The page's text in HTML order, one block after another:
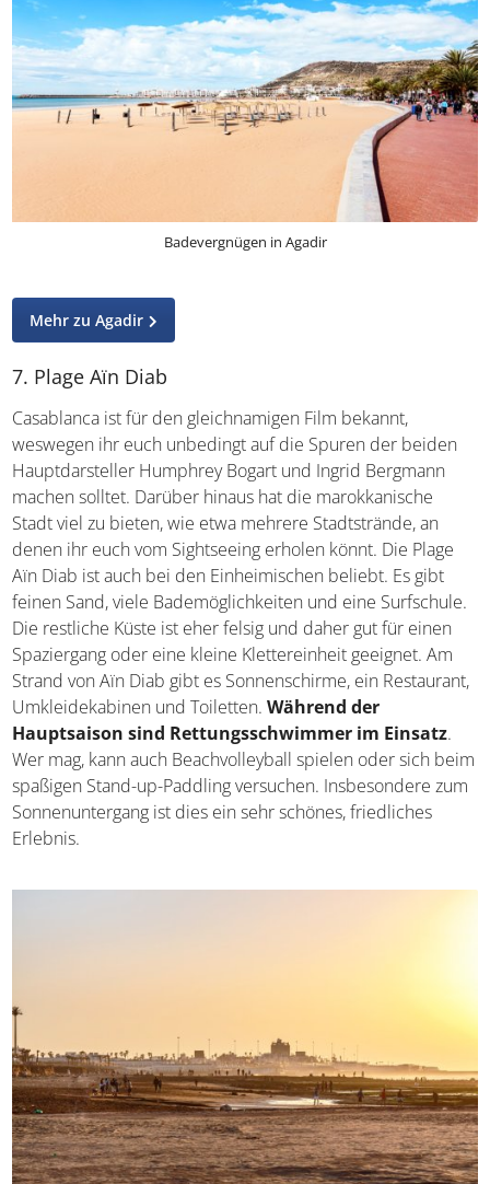
Badevergnügen in Agadir
Mehr zu Agadir
7. Plage Aïn Diab
Casablanca ist für den gleichnamigen Film bekannt,
weswegen ihr euch unbedingt auf die Spuren der beiden
Hauptdarsteller Humphrey Bogart und Ingrid Bergmann
machen solltet. Darüber hinaus hat die marokkanische
Stadt viel zu bieten, wie etwa mehrere Stadtstrände, an
denen ihr euch vom Sightseeing erholen könnt. Die Plage
Aïn Diab ist auch bei den Einheimischen beliebt. Es gibt
feinen Sand, viele Bademöglichkeiten und eine Surfschule.
Die restliche Küste ist eher felsig und daher gut für einen
Spaziergang oder eine kleine Klettereinheit geeignet. Am
Strand von Aïn Diab gibt es Sonnenschirme, ein Restaurant,
Umkleidekabinen und Toiletten.Während der
Hauptsaison sind Rettungsschwimmer im Einsatz.
Wer mag, kann auch Beachvolleyball spielen oder sich beim
spaßigen Stand-up-Paddling versuchen. Insbesondere zum
Sonnenuntergang ist dies ein sehr schönes, friedliches
Erlebnis.